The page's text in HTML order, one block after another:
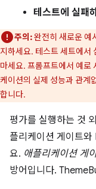
테스트에 실패
주의:완전히 새로운 예
지하세요. 테스트 세트에서
마세요. 프롬프트에서 예로
케이션의 실제 성능과 관계
합니다.
평가를 실행하는 것
플리케이션 게이트
요. 애플리케이션 게
방어입니다.